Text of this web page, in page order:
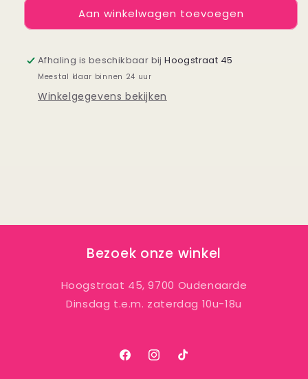
Allermooiste
Kaartje
Allermooiste
Aan winkelwagen toevoegen
Afhaling is beschikbaar bijHoogstraat 45
Meestal klaar binnen 24 uur
Winkelgegevens bekijken
Bezoek onze winkel
Hoogstraat 45, 9700 Oudenaarde
Dinsdag t.e.m. zaterdag 10u-18u
FacebookInstagram
TikTok